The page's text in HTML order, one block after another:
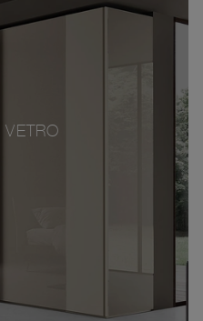
VETRO